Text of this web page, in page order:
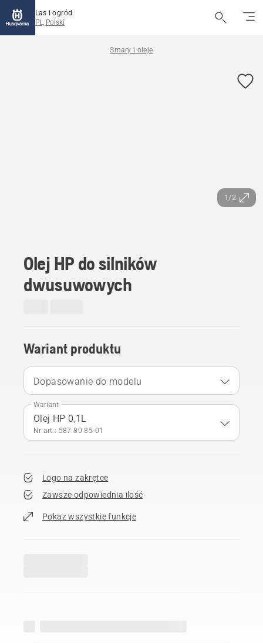
Las i ogród
PL, Polski
Smary i oleje
1/2
Olej HP do silników
dwusuwowych
Wariant produktu
Dopasowanie do modelu
Wariant
Olej HP 0,1L
Nr art.: 587 80 85‑01
Logo na zakrętce
Zawsze odpowiednia ilość
Pokaz wszystkie funkcje